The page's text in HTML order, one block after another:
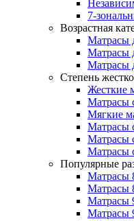
7-
Возрастная
Матрасы
Матрасы
Матрасы
Степень
Жесткие
Матрасы
Мягкие
Матрасы
Матрасы
Матрасы
Популярные
Матрасы
Матрасы
Матрасы
Матрасы